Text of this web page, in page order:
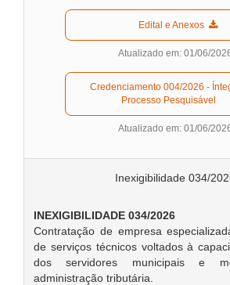
  Edital e Anexos
Atualizado em: 01/06/
Processo Pesquisável
Atualizado em: 01/06/
Inexigibilidade 034/
INEXIGIBILIDADE 034/2026
Contratação de empresa
de serviços técnicos voltados à
dos servidores municipais e
administração tributária.